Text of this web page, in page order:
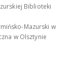
Biblioteki
Mazurski w
w Olsztynie